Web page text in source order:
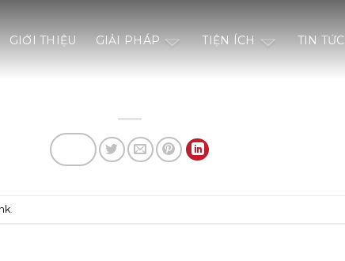
GIỚI THIỆU GIẢI PHÁP TIỆN ÍCH TIN TỨC